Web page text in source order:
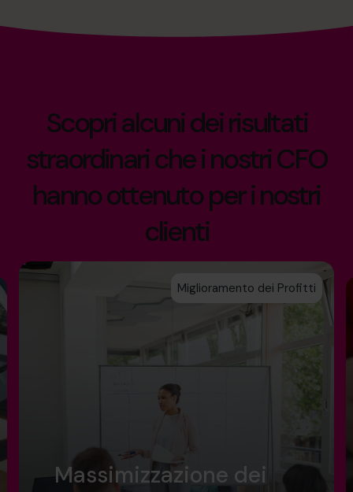
Scopri alcuni dei risultati
straordinari che i nostri CFO
hanno ottenuto per i nostri
clienti
Miglioramento dei Profitti
Massimizzazione dei